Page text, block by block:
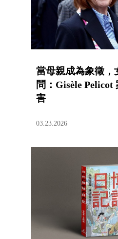
當母親成為象徵，
問：Gisèle Pelicot
害
03.23.2026